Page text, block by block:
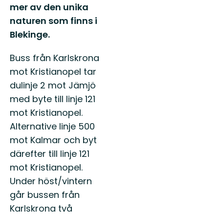
mer av den unika
naturen som finns i
Blekinge.
Buss från Karlskrona
mot Kristianopel tar
dulinje 2 mot Jämjö
med byte till linje 121
mot Kristianopel.
Alternative linje 500
mot Kalmar och byt
därefter till linje 121
mot Kristianopel.
Under höst/vintern
går bussen från
Karlskrona två